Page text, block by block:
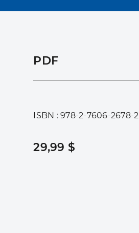
PDF
ISBN : 978-2-7606-2678-2
29,99 $